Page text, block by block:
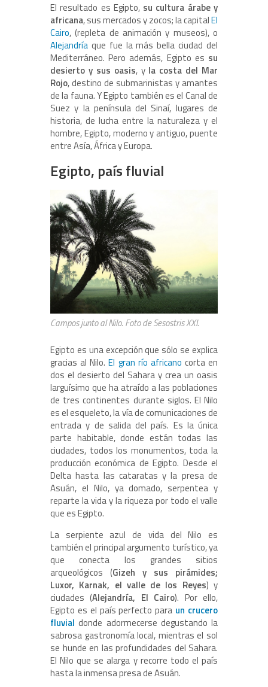
El resultado es Egipto, su cultura árabe y
africana, sus mercados y zocos; la capitalEl
Cairo, (repleta de animación y museos), o
Alejandría que fue la más bella ciudad del
Mediterráneo. Pero además, Egipto es su
desierto y sus oasis, y la costa del Mar
Rojo, destino de submarinistas y amantes
de la fauna. Y Egipto también es el Canal de
Suez y la península del Sinaí, lugares de
historia, de lucha entre la naturaleza y el
hombre, Egipto, moderno y antiguo, puente
entre Asía, África y Europa.
Egipto, país fluvial
Campos junto al Nilo. Foto de Sesostris XXI.
Egipto es una excepción que sólo se explica
gracias al Nilo.El gran río africano corta en
dos el desierto del Sahara y crea un oasis
larguísimo que ha atraído a las poblaciones
de tres continentes durante siglos. El Nilo
es el esqueleto, la vía de comunicaciones de
entrada y de salida del país. Es la única
parte habitable, donde están todas las
ciudades, todos los monumentos, toda la
producción económica de Egipto. Desde el
Delta hasta las cataratas y la presa de
Asuán, el Nilo, ya domado, serpentea y
reparte la vida y la riqueza por todo el valle
que es Egipto.
La serpiente azul de vida del Nilo es
también el principal argumento turístico, ya
que conecta los grandes sitios
arqueológicos (Gizeh y sus pirámides;
Luxor, Karnak, el valle de los Reyes) y
ciudades (Alejandría, El Cairo). Por ello,
Egipto es el país perfecto para un crucero
fluvial donde adormecerse degustando la
sabrosa gastronomía local, mientras el sol
se hunde en las profundidades del Sahara.
El Nilo que se alarga y recorre todo el país
hasta la inmensa presa de Asuán.